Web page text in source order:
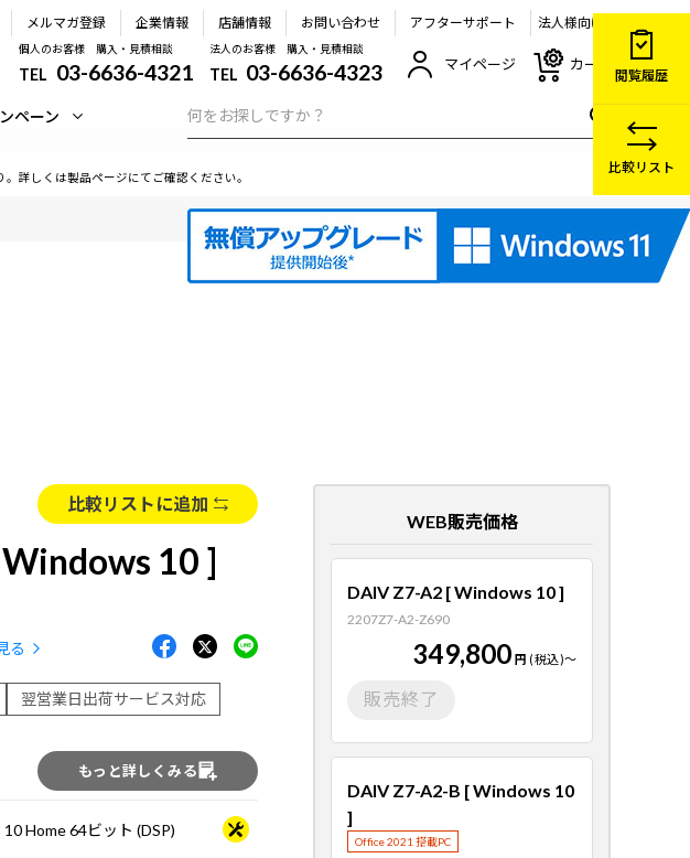
メルマガ登録 企業情報 店舗情報 お問い合わせ アフターサポート 法人様向け
個人のお客様 購入・見積相談
TEL 03-6636-4321
法人のお客様 購入・見積相談
TEL 03-6636-4323 マイページ カート
ペーン
。詳しくは製品ページにてご確認ください。
比較リストに追加
10 ]
る
翌営業日出荷サービス対応
もっと詳しくみる
Home 64ビット (DSP)
WEB販売価格
DAIV Z7-A2 [ Windows 10 ]
2207Z7-A2-Z690
349,800 円 (税込)～
販売終了
DAIV Z7-A2-B [ Windows 10
]
Office 2021 搭載PC
閲覧履歴
比較リスト